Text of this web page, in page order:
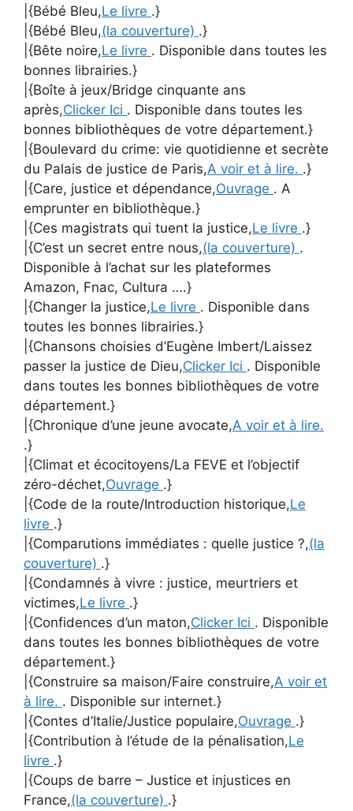
|{Bébé Bleu,Le livre .}
|{Bébé Bleu,(la couverture) .}
|{Bête noire,Le livre . Disponible dans toutes les
bonnes librairies.}
|{Boîte à jeux/Bridge cinquante ans
après,Clicker Ici . Disponible dans toutes les
bonnes bibliothèques de votre département.}
|{Boulevard du crime: vie quotidienne et secrète
du Palais de justice de Paris,A voir et à lire. .}
|{Care, justice et dépendance,Ouvrage . A
emprunter en bibliothèque.}
|{Ces magistrats qui tuent la justice,Le livre .}
|{C’est un secret entre nous,(la couverture) .
Disponible à l’achat sur les plateformes
Amazon, Fnac, Cultura ….}
|{Changer la justice,Le livre . Disponible dans
toutes les bonnes librairies.}
|{Chansons choisies d’Eugène Imbert/Laissez
passer la justice de Dieu,Clicker Ici . Disponible
dans toutes les bonnes bibliothèques de votre
département.}
|{Chronique d’une jeune avocate,A voir et à lire.
.}
|{Climat et écocitoyens/La FEVE et l’objectif
zéro-déchet,Ouvrage .}
|{Code de la route/Introduction historique,Le
livre .}
|{Comparutions immédiates : quelle justice ?,(la
couverture) .}
|{Condamnés à vivre : justice, meurtriers et
victimes,Le livre .}
|{Confidences d’un maton,Clicker Ici . Disponible
dans toutes les bonnes bibliothèques de votre
département.}
|{Construire sa maison/Faire construire,A voir et
à lire. . Disponible sur internet.}
|{Contes d’Italie/Justice populaire,Ouvrage .}
|{Contribution à l’étude de la pénalisation,Le
livre .}
|{Coups de barre – Justice et injustices en
France,(la couverture) .}